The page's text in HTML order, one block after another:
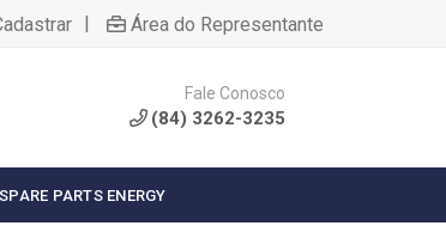
| Área do Representante
Fale Conosco
(84) 3262-3235
SPARE PARTS ENERGY